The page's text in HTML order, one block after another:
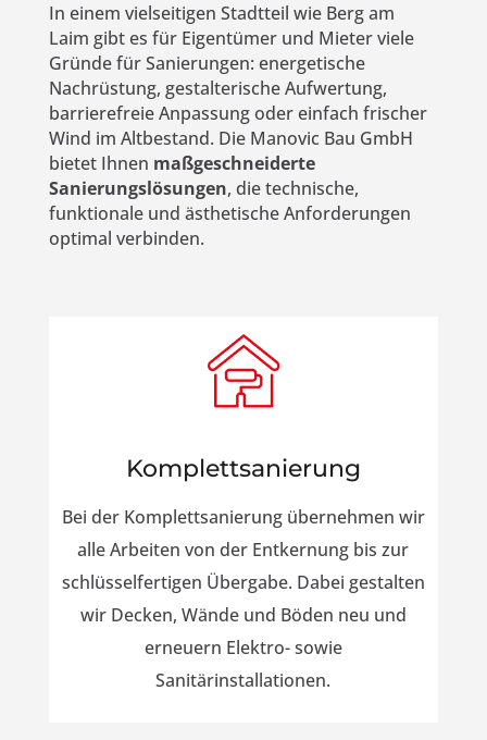
In einem vielseitigen Stadtteil wie Berg am
Laim gibt es für Eigentümer und Mieter viele
Gründe für Sanierungen: energetische
Nachrüstung, gestalterische Aufwertung,
barrierefreie Anpassung oder einfach frischer
Wind im Altbestand. Die Manovic Bau GmbH
bietet Ihnen maßgeschneiderte
Sanierungslösungen, die technische,
funktionale und ästhetische Anforderungen
optimal verbinden.
Komplettsanierung
Bei der Komplettsanierung übernehmen wir
alle Arbeiten von der Entkernung bis zur
schlüsselfertigen Übergabe. Dabei gestalten
wir Decken, Wände und Böden neu und
erneuern Elektro- sowie
Sanitärinstallationen.